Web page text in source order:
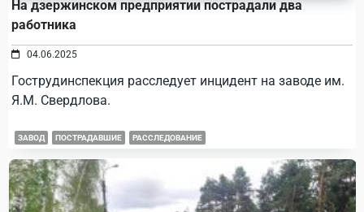
На дзержинском предприятии пострадали два
работника
04.06.2025
Гострудинспекция расследует инцидент на заводе им.
Я.М. Свердлова.
ЗАВОД ПОСТРАДАВШИЕ РАССЛЕДОВАНИЕ